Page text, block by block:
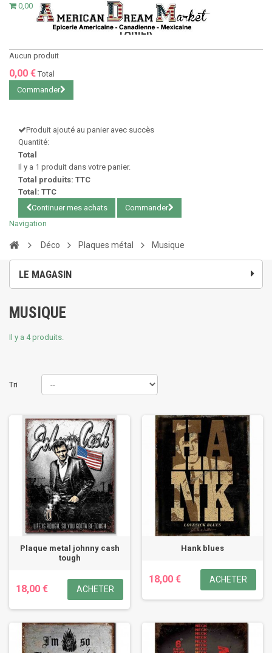
0,00 €
PANIER
Aucun produit
0,00 € Total
Commander
Produit ajouté au panier avec succès
Quantité:
Total
Il y a 1 produit dans votre panier.
Total produits: TTC
Total: TTC
Continuer mes achats
Commander
Navigation
Déco Plaques métal Musique
LE MAGASIN
MUSIQUE
Il y a 4 produits.
Tri
Plaque metal johnny cash
tough
18,00 € ACHETER
Hank blues
18,00 € ACHETER